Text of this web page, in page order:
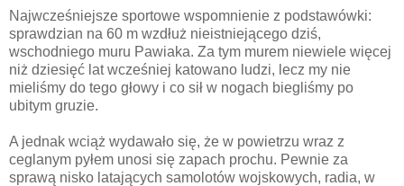
Najwcześniejsze sportowe wspomnienie z podstawówki:
sprawdzian na 60 m wzdłuż nieistniejącego dziś,
wschodniego muru Pawiaka. Za tym murem niewiele więcej
niż dziesięć lat wcześniej katowano ludzi, lecz my nie
mieliśmy do tego głowy i co sił w nogach biegliśmy po
ubitym gruzie.
A jednak wciąż wydawało się, że w powietrzu wraz z
ceglanym pyłem unosi się zapach prochu. Pewnie za
sprawą nisko latających samolotów wojskowych, radia, w